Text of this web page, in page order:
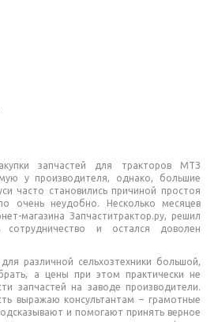
запчастей для тракторов МТЗ
у производителя, однако, большие
часто становились причиной простоя
очень неудобно. Несколько месяцев
магазина Запчаститрактор.ру, решил
сотрудничество и остался доволен
различной сельхозтехники большой,
а цены при этом практически не
запчастей на заводе производители.
выражаю консультантам – грамотные
и помогают принять верное